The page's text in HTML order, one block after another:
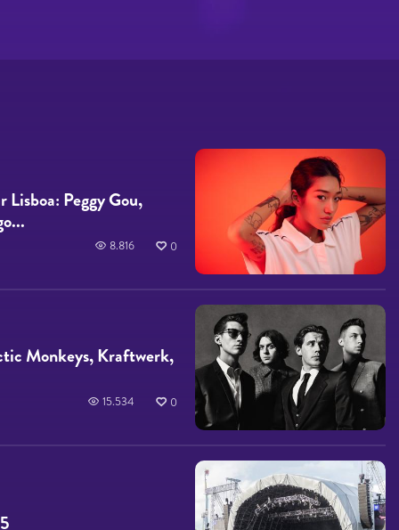
Peggy Gou,
8.816 0
Monkeys, Kraftwerk,
15.534 0